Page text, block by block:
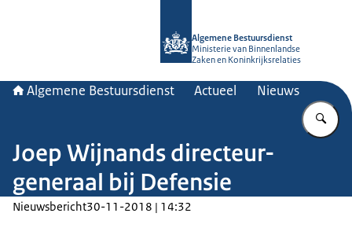
Algemene Bestuursdienst
Ministerie van Binnenlandse
Zaken en Koninkrijksrelaties
Algemene Bestuursdienst Actueel Nieuws
Joep Wijnands directeur-
generaal bij Defensie
Nieuwsbericht30-11-2018 | 14:32